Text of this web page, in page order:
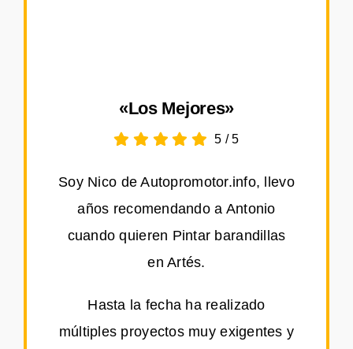
«Los Mejores»
5 /5
Soy Nico de Autopromotor.info, llevo
años recomendando a Antonio
cuando quieren Pintar barandillas
en Artés.
Hasta la fecha ha realizado
múltiples proyectos muy exigentes y